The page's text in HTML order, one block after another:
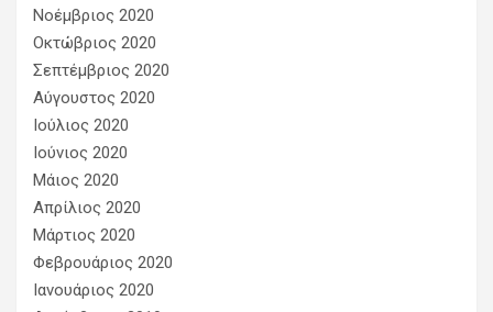
Νοέμβριος 2020
Οκτώβριος 2020
Σεπτέμβριος 2020
Αύγουστος 2020
Ιούλιος 2020
Ιούνιος 2020
Μάιος 2020
Απρίλιος 2020
Μάρτιος 2020
Φεβρουάριος 2020
Ιανουάριος 2020